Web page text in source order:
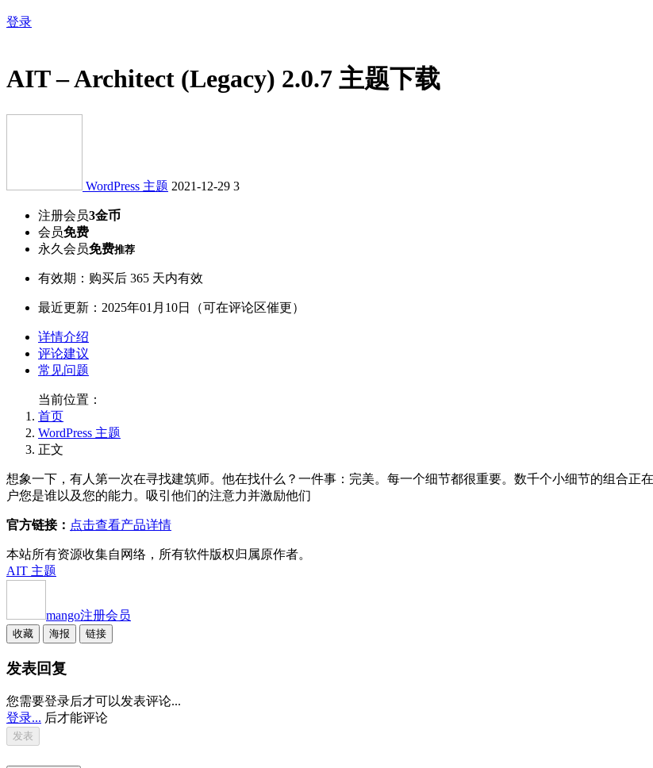
登录
AIT – Architect (Legacy) 2.0.7 主题下载
WordPress 主题 2021-12-29 3
注册会员3金币
会员免费
永久会员免费推荐
有效期：购买后 365 天内有效
最近更新：2025年01月10日（可在评论区催更）
详情介绍
评论建议
常见问题
当前位置：
首页
WordPress 主题
正文
想象一下，有人第一次在寻找建筑师。他在找什么？一件事：完美。每一个细节都很重要。数千个小细节的组合正
户您是谁以及您的能力。吸引他们的注意力并激励他们
官方链接： 点击查看产品详情
本站所有资源收集自网络，所有软件版权归属原作者。
AIT 主题
mango注册会员
收藏 海报 链接
发表回复
您需要登录后才可以发表评论...
登录... 后才能评论